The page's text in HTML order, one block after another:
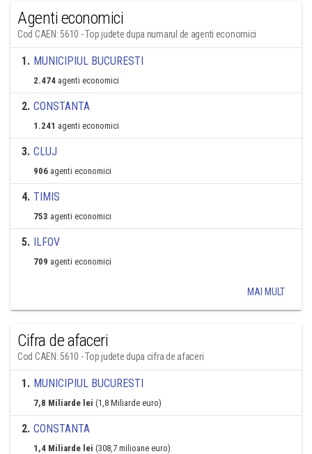
Agenti economici
Cod CAEN: 5610 - Top judete dupa numarul de agenti economici
1. MUNICIPIUL BUCURESTI
2.474 agenti economici
2. CONSTANTA
1.241 agenti economici
3. CLUJ
906 agenti economici
4. TIMIS
753 agenti economici
5. ILFOV
709 agenti economici
MAI MULT
Cifra de afaceri
Cod CAEN: 5610 - Top judete dupa cifra de afaceri
1. MUNICIPIUL BUCURESTI
7,8 Miliarde lei (1,8 Miliarde euro)
2. CONSTANTA
1,4 Miliarde lei (308,7 milioane euro)